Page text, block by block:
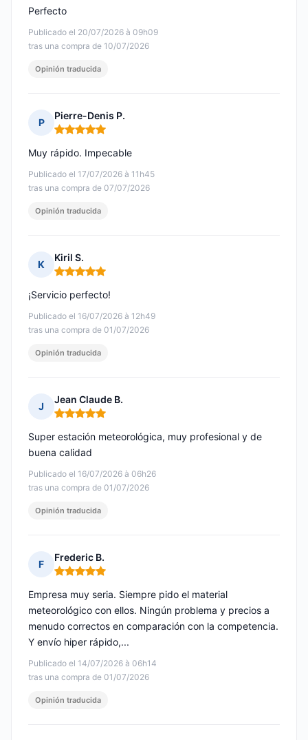
Publicado el 20/07/2026 à 09h09
tras una compra de 10/07/2026
Perfecto
Opinión traducida
P
Pierre-Denis P.
Nota: 5 de 5
Publicado el 17/07/2026 à 11h45
tras una compra de 07/07/2026
Muy rápido. Impecable
Opinión traducida
K
Kiril S.
Nota: 5 de 5
Publicado el 16/07/2026 à 12h49
tras una compra de 01/07/2026
¡Servicio perfecto!
Opinión traducida
J
Jean Claude B.
Nota: 5 de 5
Publicado el 16/07/2026 à 06h26
tras una compra de 01/07/2026
Super estación meteorológica, muy profesional y de
buena calidad
Opinión traducida
F
Frederic B.
Nota: 5 de 5
Publicado el 14/07/2026 à 06h14
tras una compra de 01/07/2026
Empresa muy seria. Siempre pido el material
meteorológico con ellos. Ningún problema y precios a
menudo correctos en comparación con la competencia.
Y envío hiper rápido,...
Opinión traducida